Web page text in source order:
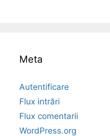
Meta
Autentificare
Flux intrări
Flux comentarii
WordPress.org